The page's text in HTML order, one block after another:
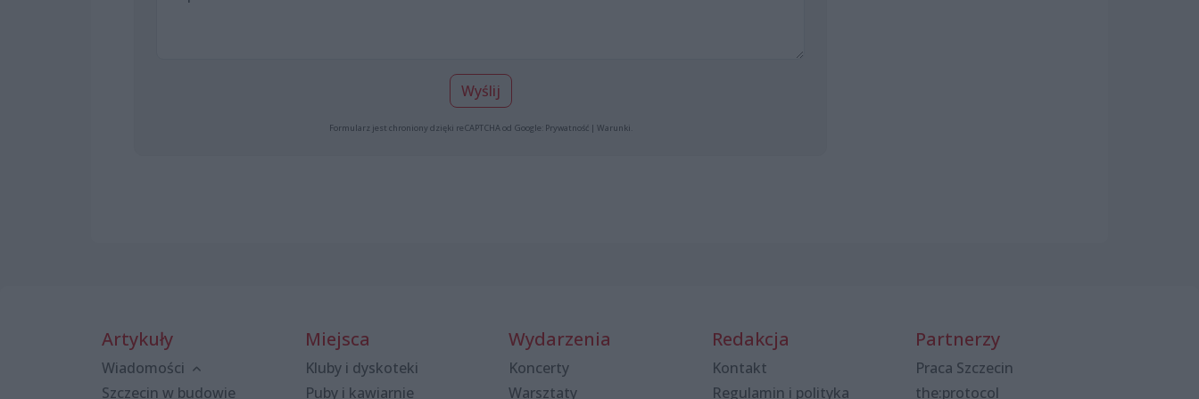
Wyślij
Formularz jest chroniony dzięki reCAPTCHA od Google: Prywatność| Warunki
Artykuły
Wiadomości
Szczecin w budowie
Miejsca
Kluby i dyskoteki
Puby i kawiarnie
Wydarzenia
Koncerty
Warsztaty
Redakcja
Kontakt
Regulamin i polityka
Partnerzy
Praca Szczecin
the:protocol